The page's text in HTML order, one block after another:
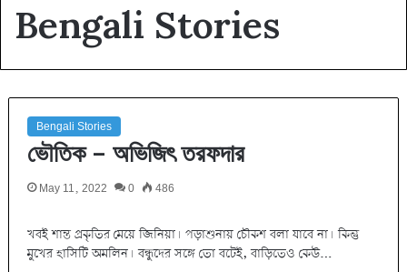
Bengali Stories
Bengali Stories
ভৌতিক – অভিজিৎ তরফদার
May 11, 2022 0 486
খবই শান্ত প্রকৃতির মেয়ে জিনিয়া। পড়াশুনায় চৌকশ বলা যাবে না। কিন্তু
মুখের হাসিটি অমলিন। বন্ধুদের সঙ্গে তাে বটেই, বাড়িতেও কেউ…